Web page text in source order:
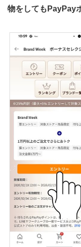
物をしてもPayPay